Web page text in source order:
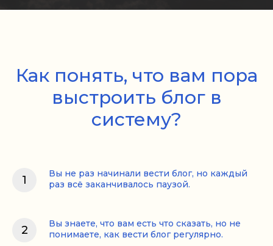
Как понять, что вам пора
выстроить блог в
систему?
Вы не раз начинали вести блог, но каждый
раз всё заканчивалось паузой.
Вы знаете, что вам есть что сказать, но не
понимаете, как вести блог регулярно.